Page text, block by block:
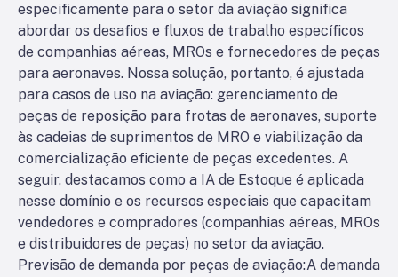
especificamente para o setor da aviação significa
abordar os desafios e fluxos de trabalho específicos
de companhias aéreas, MROs e fornecedores de peças
para aeronaves. Nossa solução, portanto, é ajustada
para casos de uso na aviação: gerenciamento de
peças de reposição para frotas de aeronaves, suporte
às cadeias de suprimentos de MRO e viabilização da
comercialização eficiente de peças excedentes. A
seguir, destacamos como a IA de Estoque é aplicada
nesse domínio e os recursos especiais que capacitam
vendedores e compradores (companhias aéreas, MROs
e distribuidores de peças) no setor da aviação.
Previsão de demanda por peças de aviação:A demanda